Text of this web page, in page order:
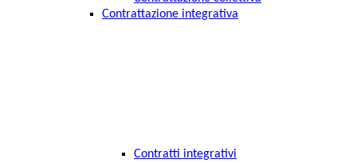
Contrattazione integrativa
Contratti integrativi